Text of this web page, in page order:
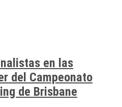
en las
del Campeonato
de Brisbane